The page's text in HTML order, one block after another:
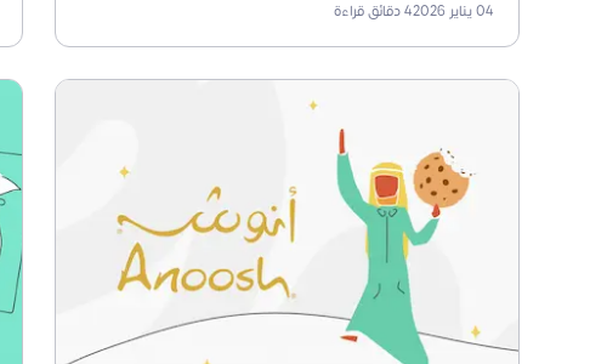
04 يناير 2026 4دقائق قراءة